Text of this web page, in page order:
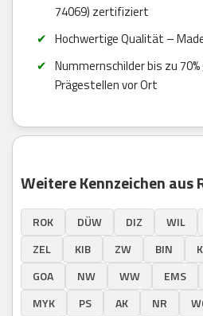
74069) zertifiziert
Hochwertige Qualität –
Nummernschilder bis zu
Prägestellen vor Ort
Weitere Kennzeichen aus
ROK DÜW DIZ WIL
ZEL
KIB ZW BIN
GOA
NW WW EMS
MYK
PS AK NR